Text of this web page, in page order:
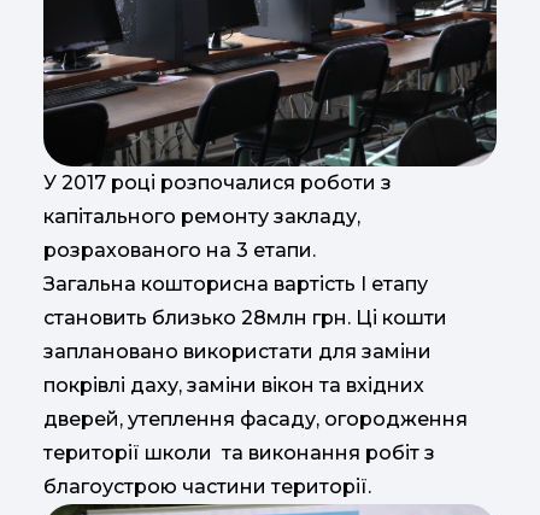
У 2017 році розпочалися роботи з
капітального ремонту закладу,
розрахованого на 3 етапи.
Загальна кошторисна вартість І етапу
становить близько 28млн грн. Ці кошти
заплановано використати для заміни
покрівлі даху, заміни вікон та вхідних
дверей, утеплення фасаду, огородження
території школи та виконання робіт з
благоустрою частини території.